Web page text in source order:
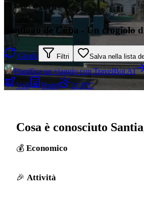
Santiago de Cuba - Un crogiolo
Giralo Filtri Salva nella lista
Pianifica un viaggio con TravelBot AI
Voli
Hotel 21.8°C
Cosa è conosciuto
Economico
Attività